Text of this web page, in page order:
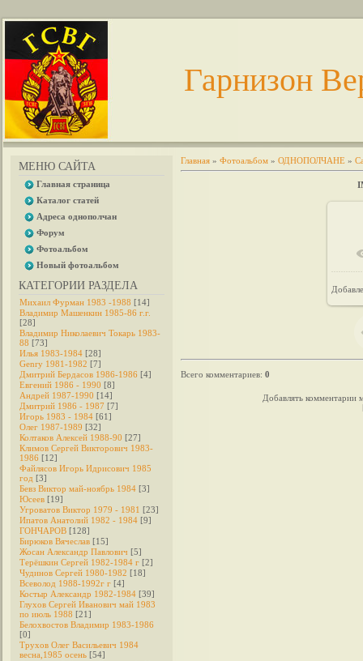
Гарнизон
МЕНЮ САЙТА
Главная страница
Каталог статей
Адреса однополчан
Форум
Фотоальбом
Новый фотоальбом
КАТЕГОРИИ РАЗДЕЛА
Михаил Фурман 1983 -1988 [14]
Владимир Машенкин 1985-86 г.г.
[28]
Владимир Николаевич Токарь 1983-
88 [73]
Илья 1983-1984 [28]
Genry 1981-1982 [7]
Дмитрий Бердасов 1986-1986 [4]
Евгений 1986 - 1990 [8]
Андрей 1987-1990 [14]
Дмитрий 1986 - 1987 [7]
Игорь 1983 - 1984 [61]
Олег 1987-1989 [32]
Колтаков Алексей 1988-90 [27]
Климов Сергей Викторович 1983-
1986 [12]
Файлясов Игорь Идрисович 1985
год [3]
Бевз Виктор май-ноябрь 1984 [3]
Юсеев [19]
Угроватов Виктор 1979 - 1981 [23]
Ипатов Анатолий 1982 - 1984 [9]
ГОНЧАРОВ [128]
Бирюков Вячеслав [15]
Жосан Александр Павлович [5]
Терёшкин Сергей 1982-1984 г [2]
Чудинов Сергей 1980-1982 [18]
Всеволод 1988-1992г г [4]
Костыр Александр 1982-1984 [39]
Глухов Сергей Иванович май 1983
по июль 1988 [21]
Белохвостов Владимир 1983-1986
[0]
Трухов Олег Васильевич 1984
весна,1985 осень [54]
Главная » Фотоальбом » ОДНОПОЛЧАНЕ »
Всего комментариев: 0
Добавлять комментарии